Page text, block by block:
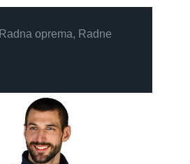
Radna oprema, Radne